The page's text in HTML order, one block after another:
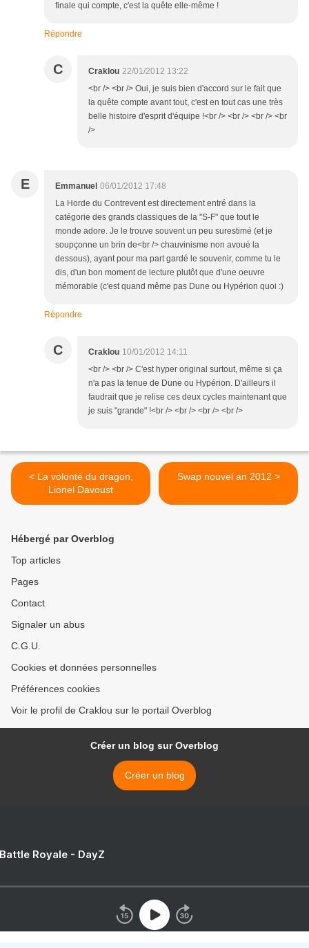
finale qui compte, c'est la quête elle-même !
Répondre
C Craklou 22/01/2012 13:22
<br /> <br /> Oui, je suis bien d'accord sur le fait que
la quête compte avant tout, c'est en tout cas une très
belle histoire d'esprit d'équipe !<br /> <br /> <br /> <br
/>
E Emmanuel 06/01/2012 17:48
La Horde du Contrevent est directement entré dans la
catégorie des grands classiques de la "S-F" que tout le
monde adore. Je le trouve souvent un peu surestimé (et je
soupçonne un brin de<br /> chauvinisme non avoué la
dessous), ayant pour ma part gardé le souvenir, comme tu le
dis, d'un bon moment de lecture plutôt que d'une oeuvre
mémorable (c'est quand même pas Dune ou Hypérion quoi :)
Répondre
C Craklou 10/01/2012 14:11
<br /> <br /> C'est hyper original surtout, même si ça
n'a pas la tenue de Dune ou Hypérion. D'ailleurs il
faudrait que je relise ces deux cycles maintenant que
je suis "grande" !<br /> <br /> <br /> <br />
< La volonté du dragon,
Lionel Davoust
Swap nouvel an 2012 >
Hébergé par Overblog
Top articles
Pages
Contact
Signaler un abus
C.G.U.
Cookies et données personnelles
Préférences cookies
Voir le profil de Craklou sur le portail Overblog
Créer un blog sur Overblog
Créer un blog
Royale - DayZ